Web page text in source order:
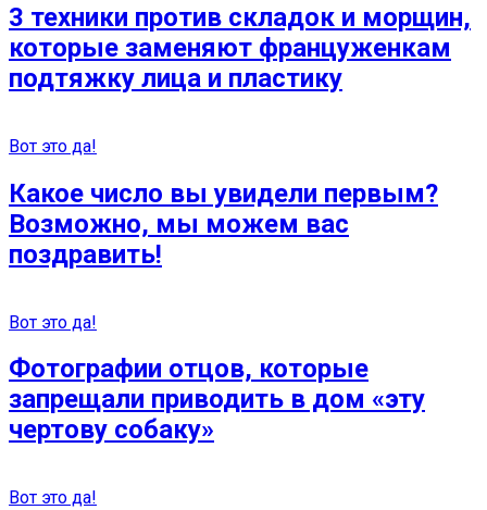
3 техники против складок и морщин,
которые заменяют француженкам
подтяжку лица и пластику
Вот это да!
Какое число вы увидели первым?
Возможно, мы можем вас
поздравить!
Вот это да!
Фотографии отцов, которые
запрещали приводить в дом «эту
чертову собаку»
Вот это да!